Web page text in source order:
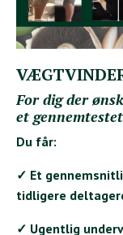
For dig der
et
Du får:
✓ Et
tidligere
✓ Ugentlig